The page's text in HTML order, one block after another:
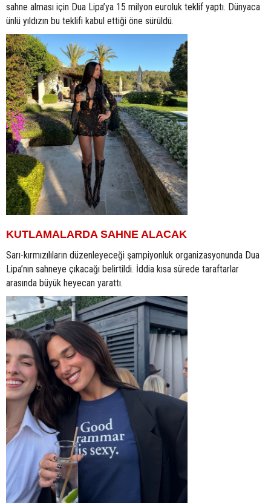
sahne alması için Dua Lipa’ya 15 milyon euroluk teklif yaptı. Dünyaca
ünlü yıldızın bu teklifi kabul ettiği öne sürüldü.
KUTLAMALARDA SAHNE ALACAK
Sarı-kırmızılıların düzenleyeceği şampiyonluk organizasyonunda Dua
Lipa’nın sahneye çıkacağı belirtildi. İddia kısa sürede taraftarlar
arasında büyük heyecan yarattı.